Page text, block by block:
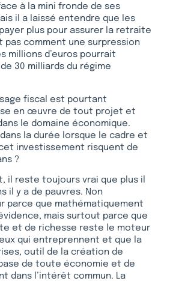
à la mini fronde de ses
il a laissé entendre que les
plus pour assurer la retraite
pas comment une surpression
millions d’euros pourrait
30 milliards du régime
fiscal est pourtant
en œuvre de tout projet et
le domaine économique.
la durée lorsque le cadre et
investissement risquent de
?
il reste toujours vrai que plus il
il y a de pauvres. Non
parce que mathématiquement
mais surtout parce que
et de richesse reste le moteur
qui entreprennent et que la
outil de la création de
de toute économie et de
dans l’intérêt commun. La